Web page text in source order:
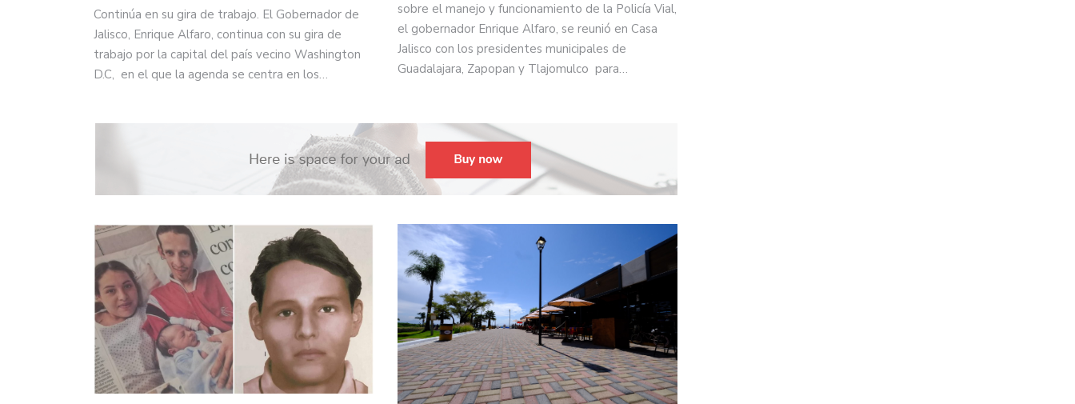
Continúa en su gira de trabajo. El Gobernador de
Jalisco, Enrique Alfaro, continua con su gira de
trabajo por la capital del país vecino Washington
D.C, en el que la agenda se centra en los…
sobre el manejo y funcionamiento de la Policía Vial,
el gobernador Enrique Alfaro, se reunió en Casa
Jalisco con los presidentes municipales de
Guadalajara, Zapopan y Tlajomulco para…